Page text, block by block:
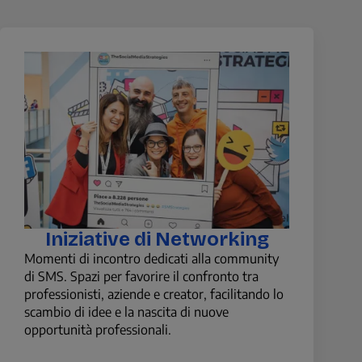
Iniziative di Networking
Momenti di incontro dedicati alla community
di SMS. Spazi per favorire il confronto tra
professionisti, aziende e creator, facilitando lo
scambio di idee e la nascita di nuove
opportunità professionali.